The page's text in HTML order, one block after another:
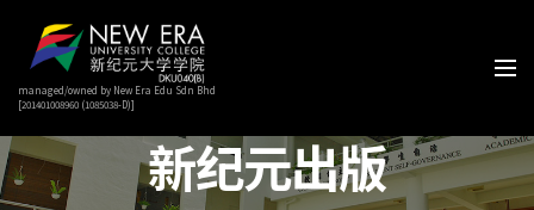
managed/owned by New Era Edu Sdn Bhd
[201401008960 (1085038-D)]
新纪元出版